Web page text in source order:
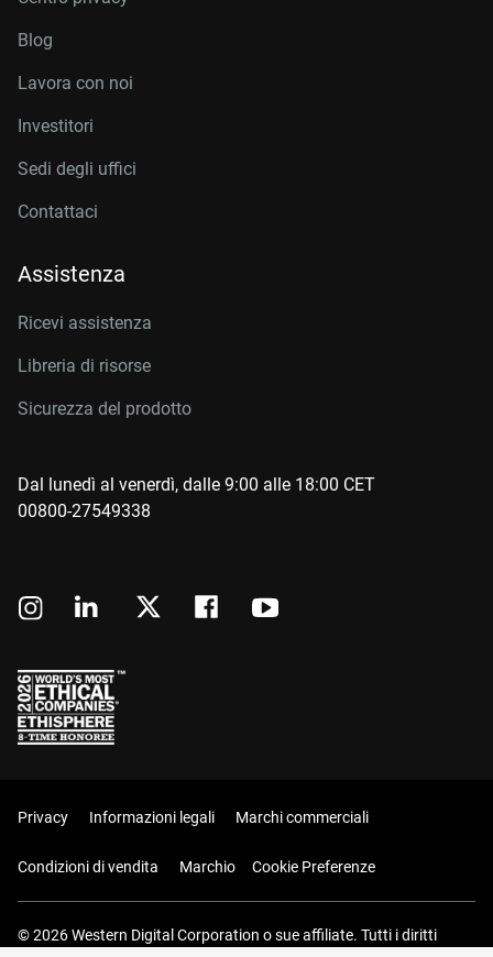
Blog
Lavora con noi
Investitori
Sedi degli uffici
Contattaci
Assistenza
Ricevi assistenza
Libreria di risorse
Sicurezza del prodotto
Dal lunedì al venerdì, dalle 9:00 alle 18:00 CET
00800-27549338
Privacy Informazioni legali Marchi commerciali
Condizioni di vendita Marchio Cookie Preferenze
© 2026 Western Digital Corporation o sue affiliate. Tutti i diritti